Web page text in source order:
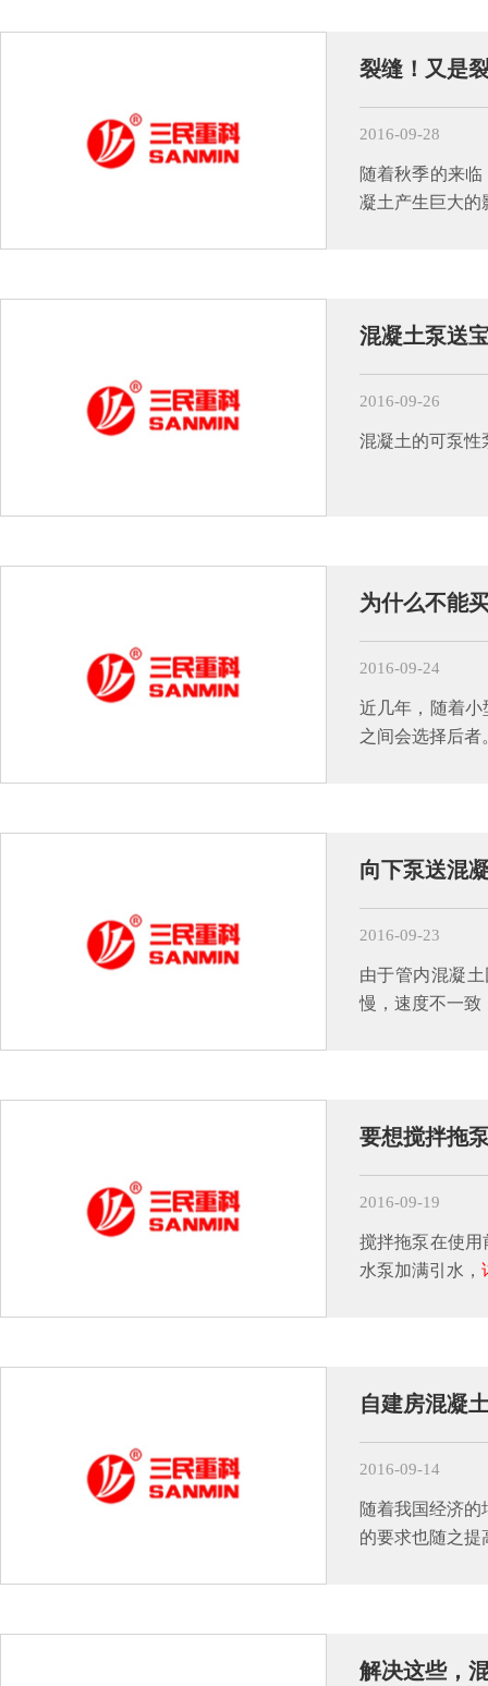
裂缝！又是
2016-09-28
随着秋季的来
凝土产生巨大的
混凝土泵送
2016-09-26
混凝土的可泵性
为什么不能
2016-09-24
近几年，随着
之间会选择后者
向下泵送混
2016-09-23
由于管内混凝
慢，速度不一致
要想搅拌拖
2016-09-19
搅拌拖泵在使
水泵加满引水，
自建房混凝
2016-09-14
随着我国经济
的要求也随之提
解决这些，